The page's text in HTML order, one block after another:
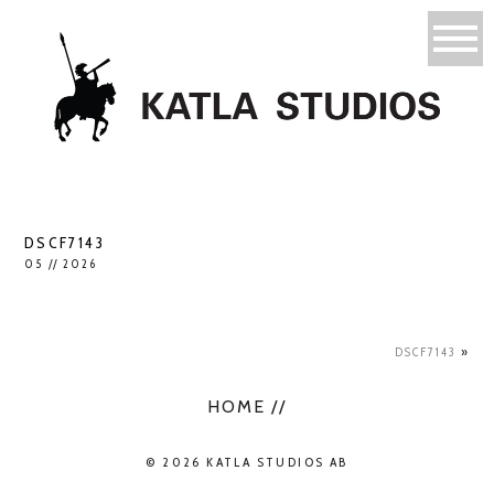
DSCF7143
05 // 2026
DSCF7143 »
HOME //
© 2026 KATLA STUDIOS AB